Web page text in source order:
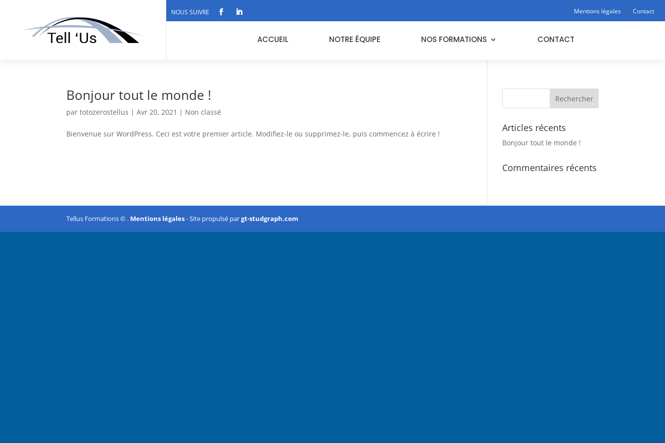
NOUS SUIVRE Mentions légales Contact
ACCUEIL NOTRE ÉQUIPE NOS FORMATIONS CONTACT
Bonjour tout le monde !
partotozerostellus |Avr 20, 2021 | Non classé
Bienvenue sur WordPress. Ceci est votre premier article. Modifiez-le ou supprimez-le, puis commencez à écrire !
Articles récents
Bonjour tout le monde !
Commentaires récents
Tellus Formations © . Mentions légales- Site propulsé pargt-studgraph.com